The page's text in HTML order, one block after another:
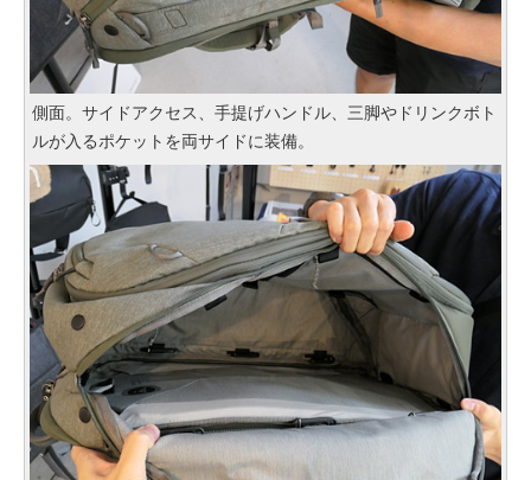
側面。サイドアクセス、手提げハンドル、三脚やドリンクボト
ルが入るポケットを両サイドに装備。